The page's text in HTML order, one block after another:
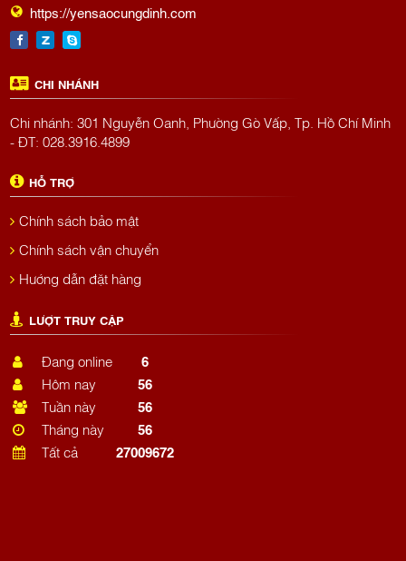
https://yensaocungdinh.com
CHI NHÁNH
Chi nhánh: 301 Nguyễn Oanh, Phường Gò Vấp, Tp. Hồ Chí Minh
- ĐT: 028.3916.4899
HỖ TRỢ
Chính sách bảo mật
Chính sách vận chuyển
Hướng dẫn đặt hàng
LƯỢT TRUY CẬP
Đang online
6
Hôm nay
56
Tuần này
56
Tháng này
56
Tất cả
27009672